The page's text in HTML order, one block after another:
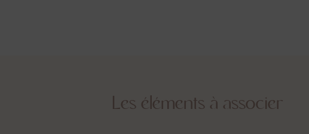
Les éléments à associer